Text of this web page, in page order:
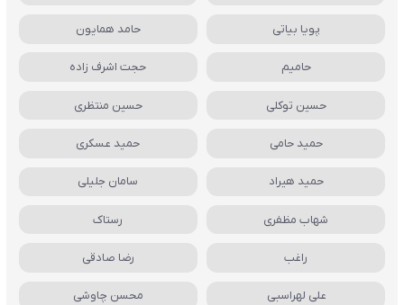
پویا بیاتی حامد همایون
حامیم حجت اشرف زاده
حسین توکلی حسین منتظری
حمید حامی حمید عسکری
حمید هیراد سامان جلیلی
شهاب مظفری رستاک
راغب رضا صادقی
علی لهراسبی محسن چاوشی